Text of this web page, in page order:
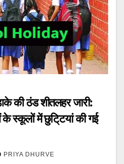
की ठंड शीतलहर जारी:
स्कूलों में छुटि्टयां की गई
PRIYA DHURVE